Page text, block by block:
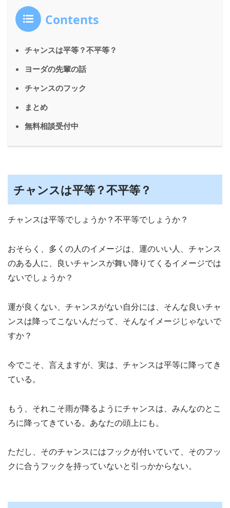
Contents
チャンスは平等？不平等？
ヨーダの先輩の話
チャンスのフック
まとめ
無料相談受付中
チャンスは平等？不平等？
チャンスは平等でしょうか？不平等でしょうか？
おそらく、多くの人のイメージは、運のいい人、チャンス
のある人に、良いチャンスが舞い降りてくるイメージでは
ないでしょうか？
運が良くない、チャンスがない自分には、そんな良いチャ
ンスは降ってこないんだって、そんなイメージじゃないで
すか？
今でこそ、言えますが、実は、チャンスは平等に降ってき
ている。
もう、それこそ雨が降るようにチャンスは、みんなのとこ
ろに降ってきている。あなたの頭上にも。
ただし、そのチャンスにはフックが付いていて、そのフッ
クに合うフックを持っていないと引っかからない。